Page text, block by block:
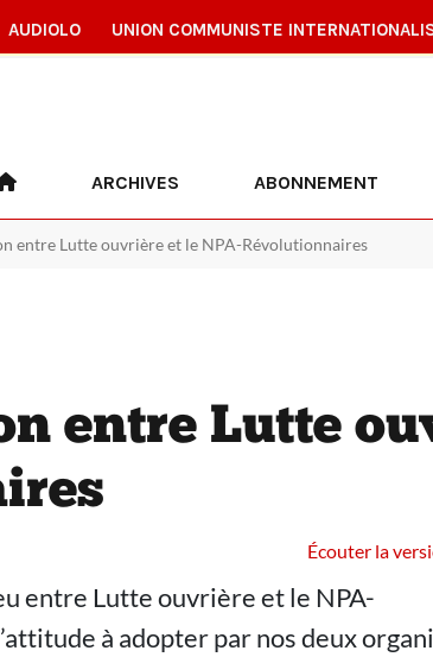
AUDIOLO UNION COMMUNISTE
ARCHIVES ABONNEMENT
entre Lutte ouvrière et le NPA-Révolutionnaires
entre Lutte
Écouter la
entre Lutte ouvrière et le NPA-
à adopter par nos deux